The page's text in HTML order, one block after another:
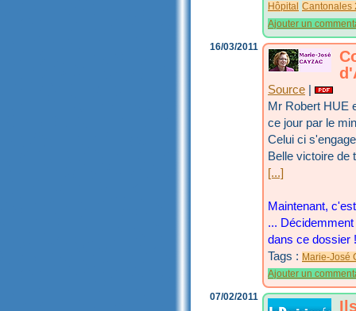
Hôpital Cantonales
Ajouter un
16/03/2011
Source
Mr Robert HUE
ce jour par le
Celui ci
Belle victoire de
[...]
Maintenant,
...
dans ce dossier !
Tags : Marie-José
Ajouter un
07/02/2011